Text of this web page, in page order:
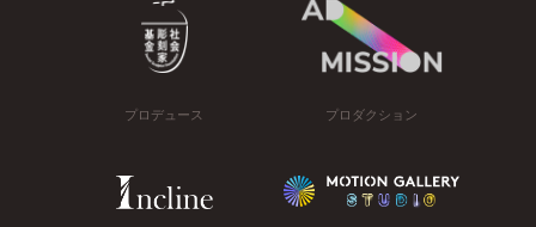
プロデュース プロダクション